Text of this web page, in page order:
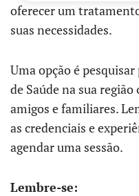
oferecer um
suas necessidades.
Uma opção é
de Saúde na sua
amigos e familiares.
as credenciais e
agendar uma sessão.
Lembre-se: